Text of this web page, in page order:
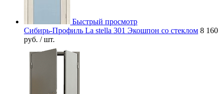
Быстрый просмотр
Сибирь-Профиль La stella 301 Экошпон со стеклом 8 160
руб. / шт.